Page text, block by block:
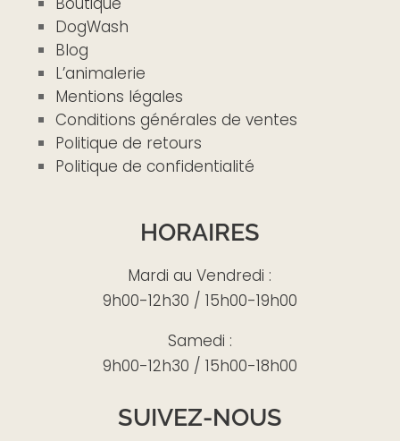
DogWash
Blog
L’animalerie
Mentions légales
Conditions générales de ventes
Politique de retours
Politique de confidentialité
HORAIRES
Mardi au Vendredi :
9h00-12h30 / 15h00-19h00
Samedi :
9h00-12h30 / 15h00-18h00
SUIVEZ-NOUS